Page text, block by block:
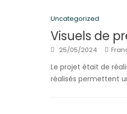
Uncategorized
Visuels de
25/05/2024
Le projet était de
réalisés permettent